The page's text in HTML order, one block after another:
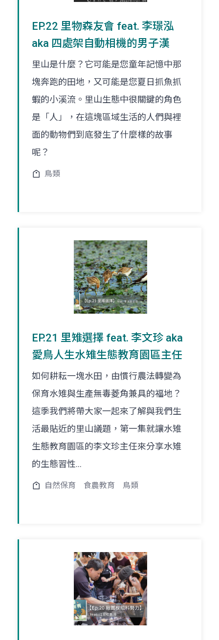
EP.22 里物森友會 feat. 李璟泓
aka 四處架自動相機的男子漢
里山是什麼？它可能是您童年記憶中那
塊奔跑的田地，又可能是您夏日抓魚抓
蝦的小溪流。里山生態中很關鍵的角色
是「人」，在這塊區域生活的人們與裡
面的動物們到底發生了什麼樣的故事
呢？
鳥類
EP.21 里雉選擇 feat. 李文珍 aka
愛鳥人生水雉生態教育園區主任
如何耕耘一塊水田，由慣行農法轉變為
保育水雉與生產無毒菱角兼具的福地？
這季我們將帶大家一起來了解與我們生
活最貼近的里山議題，第一集就讓水雉
生態教育園區的李文珍主任來分享水雉
的生態習性...
自然保育 食農教育 鳥類